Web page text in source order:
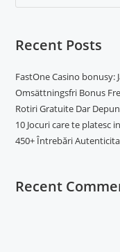
Recent Posts
FastOne Casino
Omsättningsfri Bonus
Rotiri Gratuite Dar
10 Jocuri care te platesc
450+ Întrebări
Recent